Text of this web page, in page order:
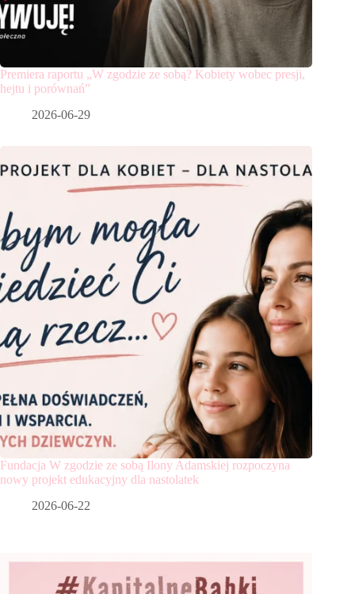
Premiera raportu „W zgodzie ze sobą? Kobiety wobec presji,
hejtu i porównań”
2026-06-29
Fundacja W zgodzie ze sobą Ilony Adamskiej rozpoczyna
nowy projekt edukacyjny dla nastolatek
2026-06-22